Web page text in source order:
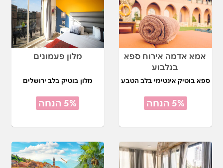
אמא אדמה אירוח ספא
בגלבוע
ספא בוטיק אינטימי בלב הטבע
5% הנחה
מלון פעמונים
מלון בוטיק בלב ירושלים
5% הנחה